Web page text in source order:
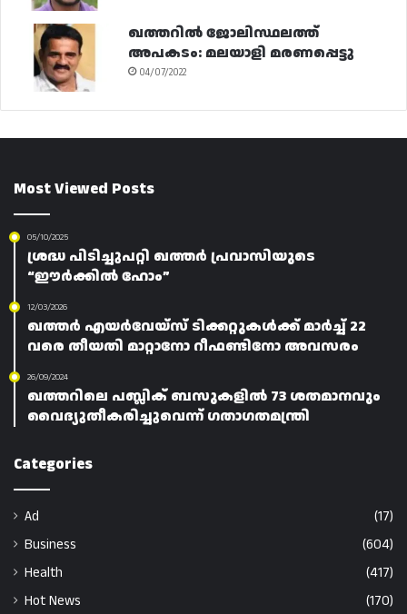
ഖത്തറിൽ ജോലിസ്ഥലത്ത്
അപകടം: മലയാളി മരണപ്പെട്ടു
04/07/2022
Most Viewed Posts
05/10/2025
ശ്രദ്ധ പിടിച്ചുപറ്റി ഖത്തർ പ്രവാസിയുടെ
“ഈർക്കിൽ ഹോം”
12/03/2026
ഖത്തർ എയർവേയ്‌സ് ടിക്കറ്റുകൾക്ക് മാർച്ച് 22
വരെ തീയതി മാറ്റാനോ റീഫണ്ടിനോ അവസരം
26/09/2024
ഖത്തറിലെ പബ്ലിക് ബസുകളിൽ 73 ശതമാനവും
വൈദ്യുതീകരിച്ചുവെന്ന് ഗതാഗതമന്ത്രി
Categories
Ad
(17)
Business
(604)
Health
(417)
Hot News
(170)